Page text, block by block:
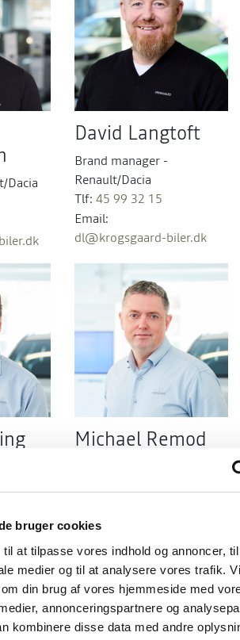
bruger cookies
at tilpasse vores indhold og annoncer,
medier og til at analysere vores trafik.
din brug af vores hjemmeside med
annonceringspartnere og
kombinere disse data med andre
Dacia
David Langtoft
Brand manager -
Renault/Dacia
Tlf: 45 99 32 15
Email:
dl@krogsgaard-biler.dk
Michael Remod
Salgskonsulent - Toyota
Email:
mrj@krogsgaard-biler.dk